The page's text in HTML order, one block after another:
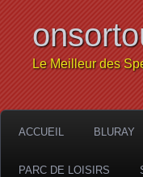
Le Meilleur des
ACCUEIL BLURAY
PARC DE LOISIRS